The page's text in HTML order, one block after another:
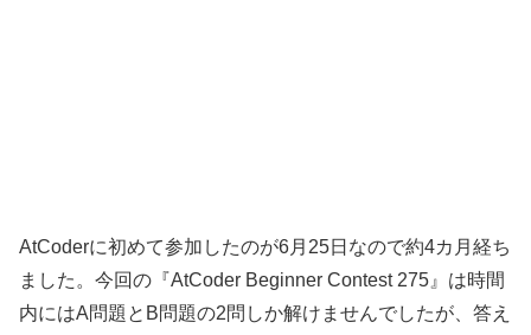
AtCoderに初めて参加したのが6月25日なので約4カ月経ち
ました。今回の『AtCoder Beginner Contest 275』は時間
内にはA問題とB問題の2問しか解けませんでしたが、答え